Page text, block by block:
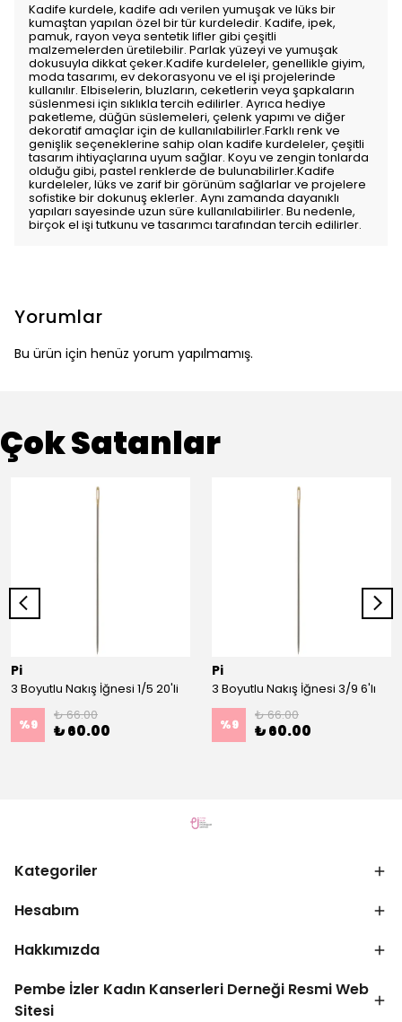
Kadife kurdele, kadife adı verilen yumuşak ve lüks bir
kumaştan yapılan özel bir tür kurdeledir. Kadife, ipek,
pamuk, rayon veya sentetik lifler gibi çeşitli
malzemelerden üretilebilir. Parlak yüzeyi ve yumuşak
dokusuyla dikkat çeker.Kadife kurdeleler, genellikle giyim,
moda tasarımı, ev dekorasyonu ve el işi projelerinde
kullanılır. Elbiselerin, bluzların, ceketlerin veya şapkaların
süslenmesi için sıklıkla tercih edilirler. Ayrıca hediye
paketleme, düğün süslemeleri, çelenk yapımı ve diğer
dekoratif amaçlar için de kullanılabilirler.Farklı renk ve
genişlik seçeneklerine sahip olan kadife kurdeleler, çeşitli
tasarım ihtiyaçlarına uyum sağlar. Koyu ve zengin tonlarda
olduğu gibi, pastel renklerde de bulunabilirler.Kadife
kurdeleler, lüks ve zarif bir görünüm sağlarlar ve projelere
sofistike bir dokunuş eklerler. Aynı zamanda dayanıklı
yapıları sayesinde uzun süre kullanılabilirler. Bu nedenle,
birçok el işi tutkunu ve tasarımcı tarafından tercih edilirler.
Yorumlar
Bu ürün için henüz yorum yapılmamış.
Çok Satanlar
Pi
3 Boyutlu Nakış İğnesi 1/5 20'li
%9
₺ 66.00
₺ 60.00
Pi
3 Boyutlu Nakış İğnesi 3/9 6'lı
%9
₺ 66.00
₺ 60.00
Kategoriler
Hesabım
Hakkımızda
Pembe İzler Kadın Kanserleri Derneği Resmi Web
Sitesi